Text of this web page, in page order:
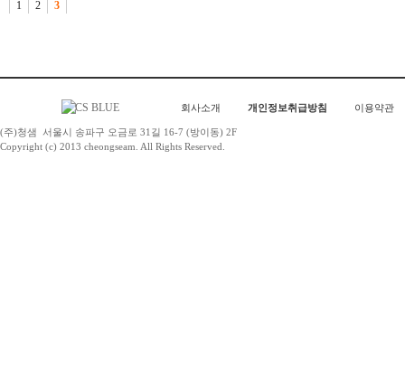
1 2 3
회사소개 개인정보취급방침 이용약관
(주)청샘 서울시 송파구 오금로 31길 16-7 (방이동) 2F
Copyright (c) 2013 cheongseam. All Rights Reserved.